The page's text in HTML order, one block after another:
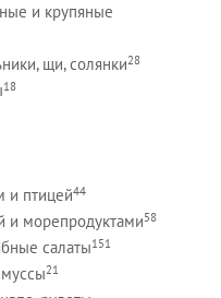
и крупяные
щи, солянки28
18
и птицей44
и морепродуктами58
салаты151
21